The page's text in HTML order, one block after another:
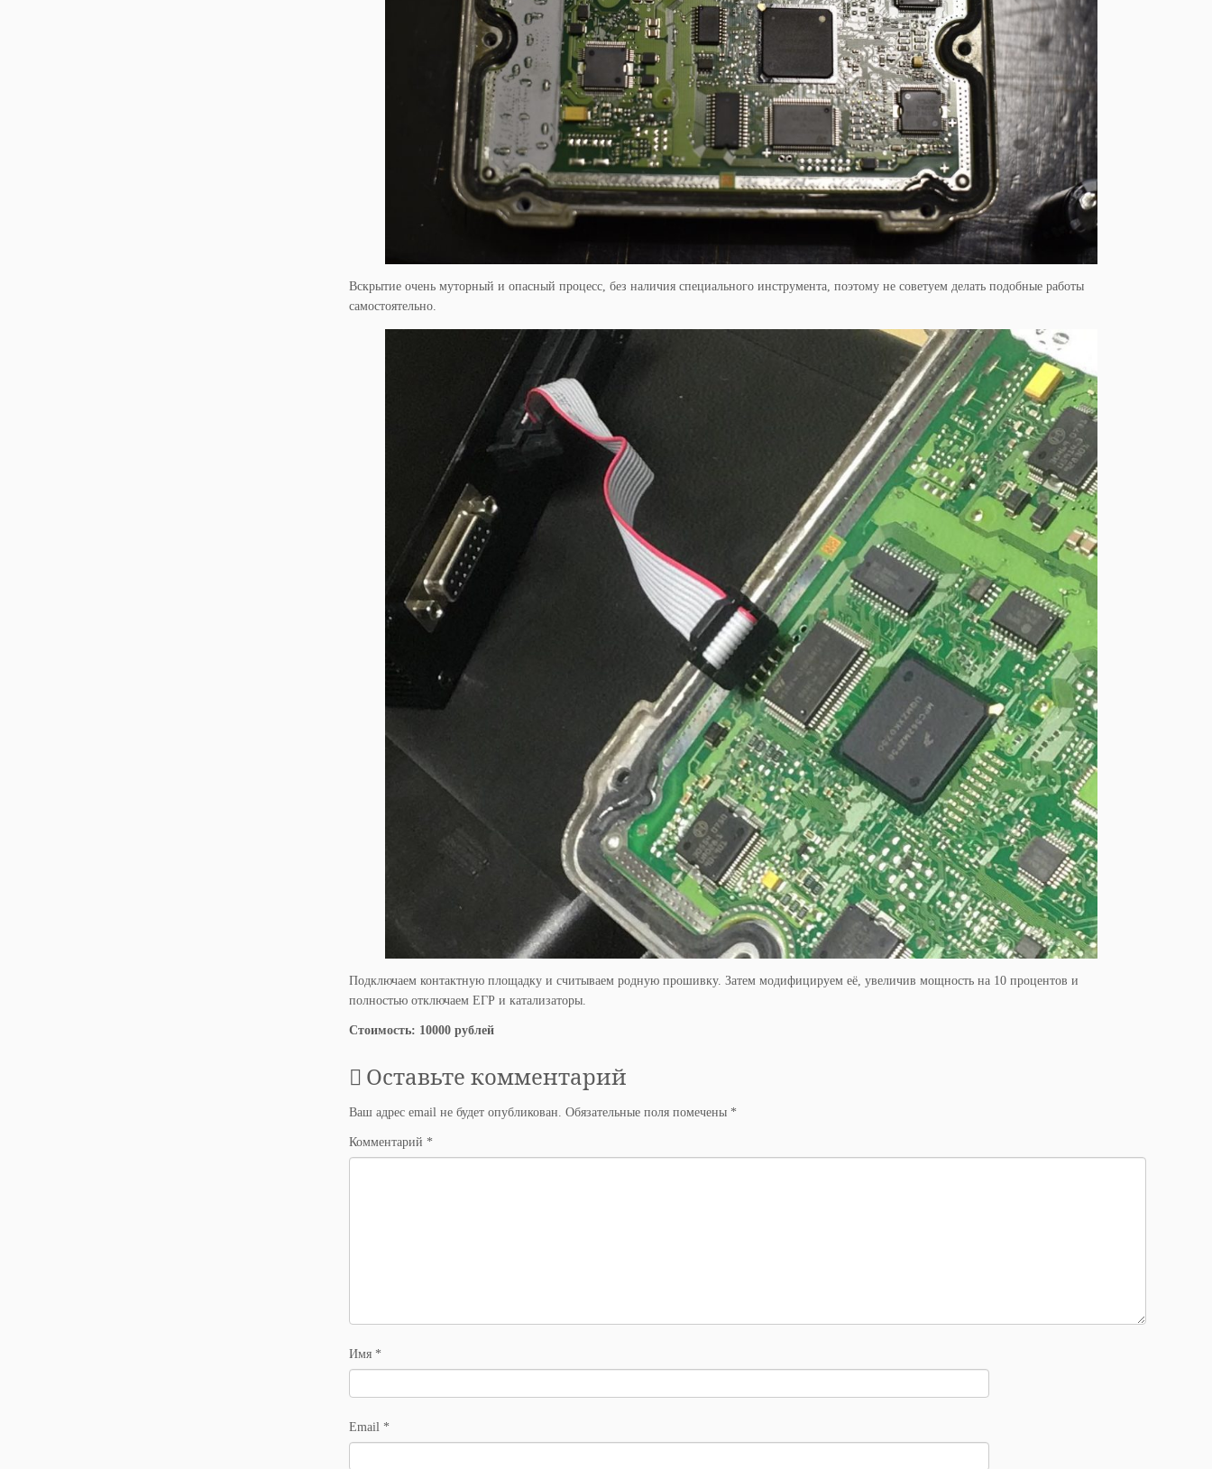
Вскрытие очень муторный и опасный процесс, без наличия специального инструмента, поэтому не советуем делать подобные работы
самостоятельно.
Подключаем контактную площадку и считываем родную прошивку. Затем модифицируем её, увеличив мощность на 10 процентов и
полностью отключаем ЕГР и катализаторы.
Стоимость: 10000 рублей
Оставьте комментарий
Ваш адрес email не будет опубликован. Обязательные поля помечены *
Комментарий *
Имя *
Email *